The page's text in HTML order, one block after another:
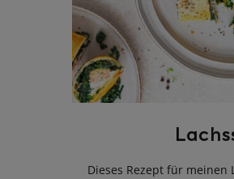
Dieses Rezept für